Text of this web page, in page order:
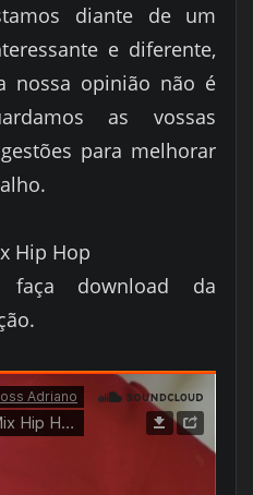
diante de um
e diferente,
nossa opinião não é
as vossas
para melhorar
Hip Hop
faça download da